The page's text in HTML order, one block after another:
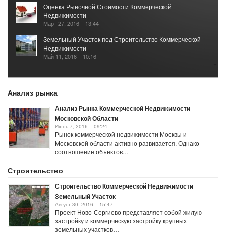
Оценка Рыночной Стоимости Коммерческой
Недвижимости
Март 27, 2016 – 13:44
Земельный Участок под Строительство Коммерческой
Недвижимости
Май 11, 2016 – 10:16
Январь 25, 2021 – 05:40
Анализ рынка
Анализ Рынка Коммерческой Недвижимости
Московской Области
Июнь 7, 2016 – 09:24
Рынок коммерческой недвижимости Москвы и
Московской области активно развивается. Однако
соотношение объектов…
Строительство
Строительство Коммерческой Недвижимости
Земельный Участок
Август 30, 2016 – 15:47
Проект Ново-Сергиево представляет собой жилую
застройку и коммерческую застройку крупных
земельных участков…